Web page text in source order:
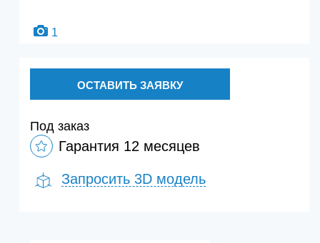
1
ОСТАВИТЬ ЗАЯВКУ
Под заказ
Гарантия 12 месяцев
Запросить 3D модель